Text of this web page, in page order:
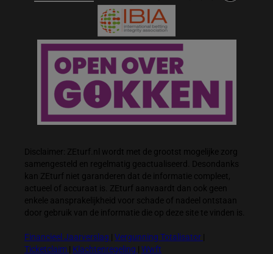
Disclaimer: ZEturf.nl wordt met de grootst mogelijke zorg
samengesteld en regelmatig geactualiseerd. Desondanks
kan ZEturf niet garanderen dat de informatie compleet,
actueel of accuraat is. ZEturf aanvaardt dan ook geen
enkele aansprakelijkheid voor schade of nadeel ontstaan
door gebruik van de informatie die op deze site te vinden is.
Financieel Jaarverslag Vergunning Totalisator
Ticketclaim
Klachtenregeling Wwft